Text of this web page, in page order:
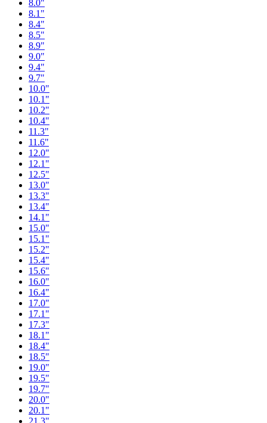
8.0"
8.1"
8.4"
8.5"
8.9"
9.0"
9.4"
9.7"
10.0"
10.1"
10.2"
10.4"
11.3"
11.6"
12.0"
12.1"
12.5"
13.0"
13.3"
13.4"
14.1"
15.0"
15.1"
15.2"
15.4"
15.6"
16.0"
16.4"
17.0"
17.1"
17.3"
18.1"
18.4"
18.5"
19.0"
19.5"
19.7"
20.0"
20.1"